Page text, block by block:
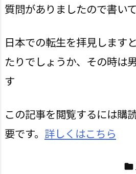
質問がありましたので書い
日本での転生を拝見します
たりでしょうか、その時は
す
この記事を閲覧するには購
要です。 詳しくはこちら
